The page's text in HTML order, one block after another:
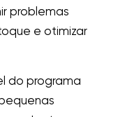
problemas
e otimizar
do programa